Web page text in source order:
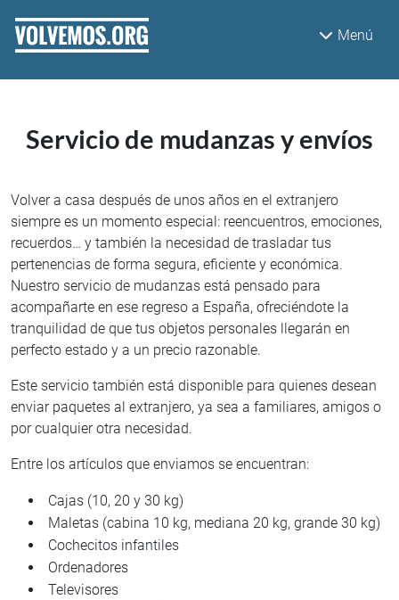
Menú
Servicio de mudanzas y envíos
Volver a casa después de unos años en el extranjero
siempre es un momento especial: reencuentros, emociones,
recuerdos… y también la necesidad de trasladar tus
pertenencias de forma segura, eficiente y económica.
Nuestro servicio de mudanzas está pensado para
acompañarte en ese regreso a España, ofreciéndote la
tranquilidad de que tus objetos personales llegarán en
perfecto estado y a un precio razonable.
Este servicio también está disponible para quienes desean
enviar paquetes al extranjero, ya sea a familiares, amigos o
por cualquier otra necesidad.
Entre los artículos que enviamos se encuentran:
Cajas (10, 20 y 30 kg)
Maletas (cabina 10 kg, mediana 20 kg, grande 30 kg)
Cochecitos infantiles
Ordenadores
Televisores